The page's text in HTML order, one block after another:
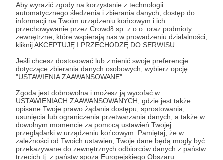
Aby wyrazić zgody na korzystanie z technologii
automatycznego śledzenia i zbierania danych, dostęp do
informacji na Twoim urządzeniu końcowym i ich
przechowywanie przez Crowd8 sp. z o.o. oraz podmioty
zewnętrzne, które wspierają nas w prowadzeniu działalności,
kliknij AKCEPTUJĘ I PRZECHODZĘ DO SERWISU.
Jeśli chcesz dostosować lub zmienić swoje preferencje
dotyczące zbierania danych osobowych, wybierz opcję
"USTAWIENIA ZAAWANSOWANE".
Zgoda jest dobrowolna i możesz ją wycofać w
USTAWIENIACH ZAAWANSOWANYCH, gdzie jest także
opisane Twoje prawo żądania dostępu, sprostowania,
usunięcia lub ograniczenia przetwarzania danych, a także w
dowolnym momencie za pomocą ustawień Twojej
przeglądarki w urządzeniu końcowym. Pamiętaj, że w
zależności od Twoich ustawień, Twoje dane będą mogły być
przekazywane do zewnętrznych odbiorców danych z państw
trzecich tj. z państw spoza Europejskiego Obszaru
28.10.2024 ● Brak komentarzy
Z(de)motywowani
będą walczyć w nieswojej wojnie. Ale są też szantażowani,
w ojczyźnie bowiem pozostały ich rodziny.
Kim Dzong Un Korea Północna "ochotnicy" z Korei
+5